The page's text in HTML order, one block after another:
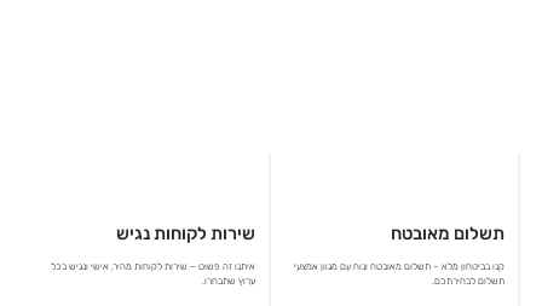
שירות לקוחות נגיש
איתנו זה פשוט – שירות לקוחות מהיר, אישי ונגיש בכל
ערוץ שתבחרו.
תשלום מאובטח
קנו בביטחון מלא – תשלום מאובטח ונוח עם מגוון אמצעי
תשלום לבחירתכם.